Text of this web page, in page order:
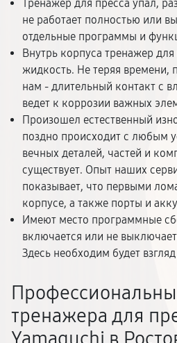
Тренажер для пресса упал,
не работает полностью или
отдельные программы и
Внутрь корпуса тренажер
жидкость. Не теряя времени,
нам - длительный контакт с
ведет к коррозии важных
Произошел естественный
поздно происходит с любым
вечных деталей, частей и
существует. Опыт наших
показывает, что первыми
корпусе, а также порты и
Имеют место программные
включается или не
Здесь необходим будет
тренажера для